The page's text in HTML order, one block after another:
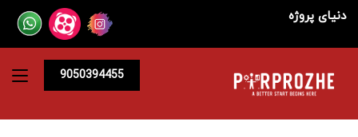
دنیای پروژه
9050394455